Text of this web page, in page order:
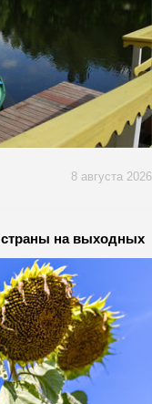
8 августа 2026
на выходных